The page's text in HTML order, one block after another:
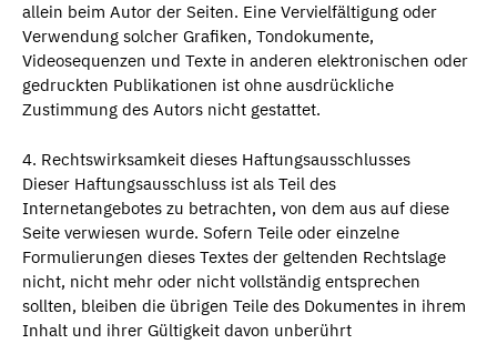
allein beim Autor der Seiten. Eine Vervielfältigung oder
Verwendung solcher Grafiken, Tondokumente,
Videosequenzen und Texte in anderen elektronischen oder
gedruckten Publikationen ist ohne ausdrückliche
Zustimmung des Autors nicht gestattet.
4. Rechtswirksamkeit dieses Haftungsausschlusses
Dieser Haftungsausschluss ist als Teil des
Internetangebotes zu betrachten, von dem aus auf diese
Seite verwiesen wurde. Sofern Teile oder einzelne
Formulierungen dieses Textes der geltenden Rechtslage
nicht, nicht mehr oder nicht vollständig entsprechen
sollten, bleiben die übrigen Teile des Dokumentes in ihrem
Inhalt und ihrer Gültigkeit davon unberührt